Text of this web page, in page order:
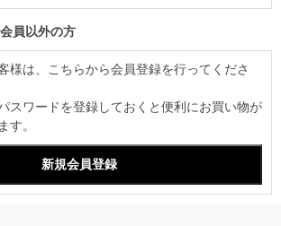
員以外の方
様は、こちらから会員登録を行ってくださ
スワードを登録しておくと便利にお買い物が
す。